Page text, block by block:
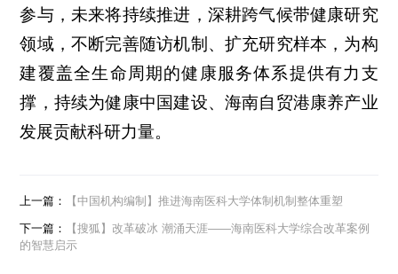
参与，未来将持续推进，深耕跨气候带健康研究
领域，不断完善随访机制、扩充研究样本，为构
建覆盖全生命周期的健康服务体系提供有力支
撑，持续为健康中国建设、海南自贸港康养产业
发展贡献科研力量。
上一篇： 【中国机构编制】推进海南医科大学体制机制整体重塑
下一篇：
【搜狐】改革破冰 潮涌天涯——海南医科大学综合改革案例
的智慧启示